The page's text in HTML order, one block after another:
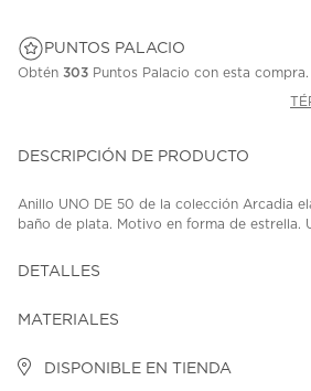
PUNTOS PALACIO
Obtén 303 Puntos Palacio con esta compra.
DESCRIPCIÓN DE PRODUCTO
Anillo UNO DE 50 de la colección Arcadia
baño de plata. Motivo en forma de estrella.
DETALLES
MATERIALES
DISPONIBLE EN TIENDA